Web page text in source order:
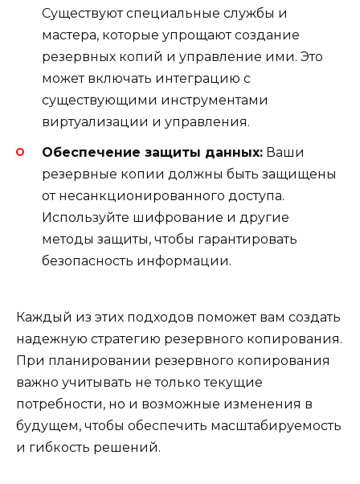
Существуют специальные службы и
мастера, которые упрощают создание
резервных копий и управление ими. Это
может включать интеграцию с
существующими инструментами
виртуализации и управления.
Обеспечение защиты данных: Ваши
резервные копии должны быть защищены
от несанкционированного доступа.
Используйте шифрование и другие
методы защиты, чтобы гарантировать
безопасность информации.
Каждый из этих подходов поможет вам создать
надежную стратегию резервного копирования.
При планировании резервного копирования
важно учитывать не только текущие
потребности, но и возможные изменения в
будущем, чтобы обеспечить масштабируемость
и гибкость решений.